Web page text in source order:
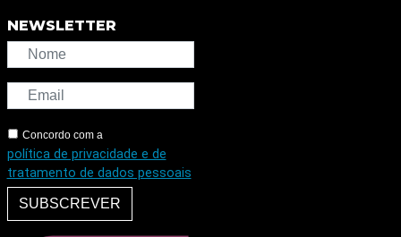
NEWSLETTER
Concordo com a
política de privacidade e de
tratamento de dados pessoais
SUBSCREVER